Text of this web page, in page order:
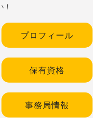
！
プロフィール
保有資格
事務局情報